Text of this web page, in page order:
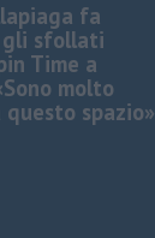
fa
sfollati
Time a
molto
spazio»